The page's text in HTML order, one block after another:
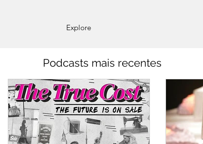
Explore
Podcasts mais recentes